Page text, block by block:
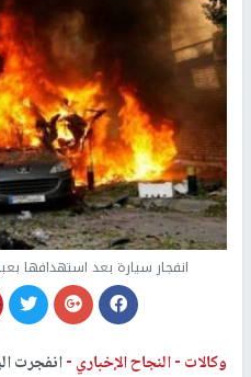
انفجار سيارة بعد استهدافها
وكالات -النجاح الإخباري -انفجرت